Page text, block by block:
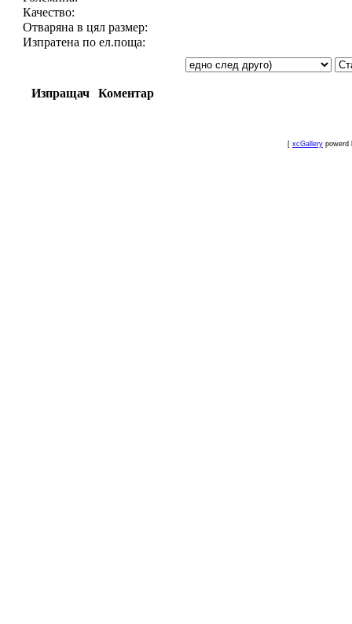
Качество:
Отваряна в цял размер:
Изпратена по ел.поща:
Изпращач Коментар
[ xcGallery